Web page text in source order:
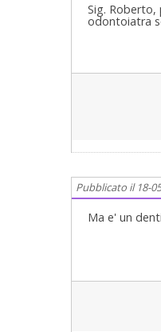
Sig. Roberto,
odontoiatra
Pubblicato il 18-
Ma e' un